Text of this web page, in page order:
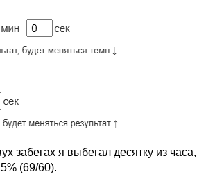
забегах я выбегал десятку из часа,
(69/60).